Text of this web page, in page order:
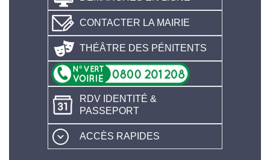
CONTACTER LA MAIRIE
THÉÂTRE DES PÉNITENTS
RDV IDENTITÉ &
PASSEPORT
ACCÈS RAPIDES